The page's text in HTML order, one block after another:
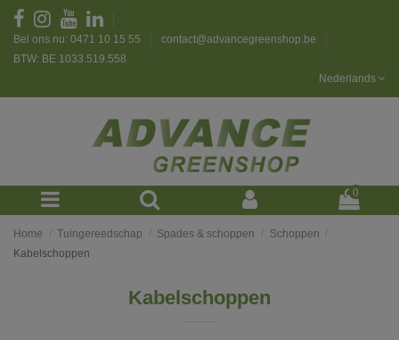
Bel ons nu: 0471 10 15 55
contact@advancegreenshop.be
BTW: BE 1033.519.558
Nederlands
0
Home Tuingereedschap Spades & schoppen
Schoppen
Kabelschoppen
Kabelschoppen